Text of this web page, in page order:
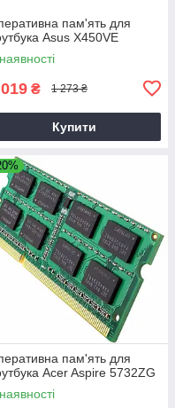
пам'ять для
Asus X450VE
₴ 1 273 ₴
Купити
пам'ять для
Acer Aspire 5732ZG